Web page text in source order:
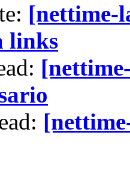
[nettime-
links